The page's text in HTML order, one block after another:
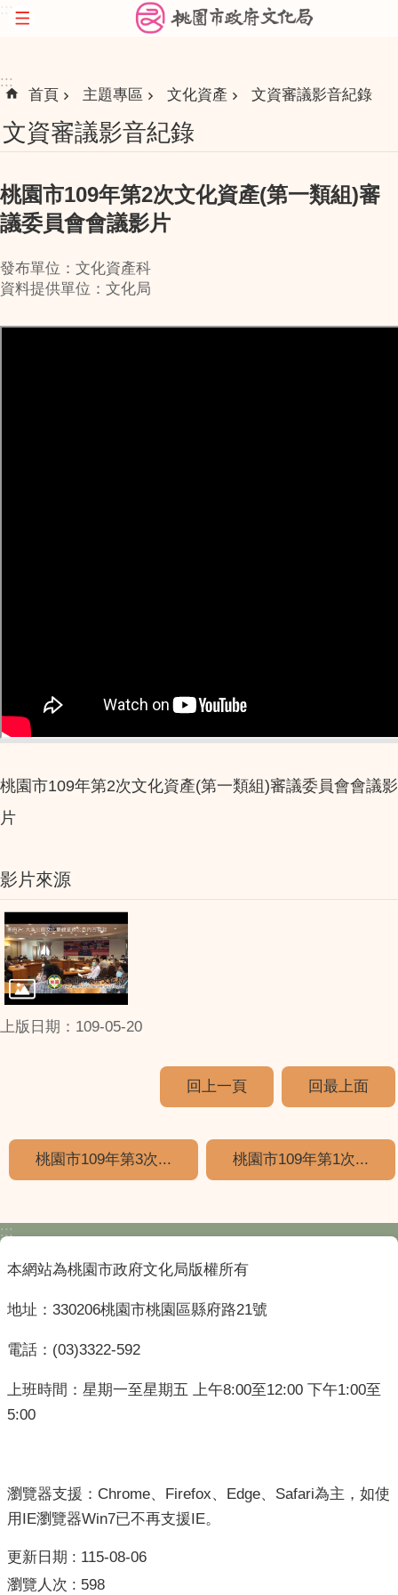
跳到主要內容區塊
:::
首頁 主題專區 文化資產 文資審議影音紀錄
文資審議影音紀錄
桃園市109年第2次文化資產(第一類組)審
議委員會會議影片
發布單位：文化資產科
資料提供單位：文化局
桃園市109年第2次文化資產(第一類組)審議委員會會議影
片
影片來源
上版日期：109-05-20
回上一頁 回最上面
桃園市109年第3次... 桃園市109年第1次...
:::
本網站為桃園市政府文化局版權所有
地址：330206桃園市桃園區縣府路21號
電話：(03)3322-592
上班時間：星期一至星期五 上午8:00至12:00 下午1:00至
5:00
瀏覽器支援：Chrome、Firefox、Edge、Safari為主，如使
用IE瀏覽器Win7已不再支援IE。
更新日期
115-08-06
瀏覽人次
598